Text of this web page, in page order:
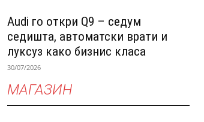
Audi го откри Q9 – седум
седишта, автоматски врати и
луксуз како бизнис класа
30/07/2026
МАГАЗИН